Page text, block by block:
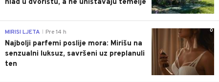
hlad u dvorištu, a ne uništavaju temelje
0
MIRISI LJETA Pre 14 h
Najbolji parfemi poslije mora: Mirišu na
senzualni luksuz, savršeni uz preplanuli
ten